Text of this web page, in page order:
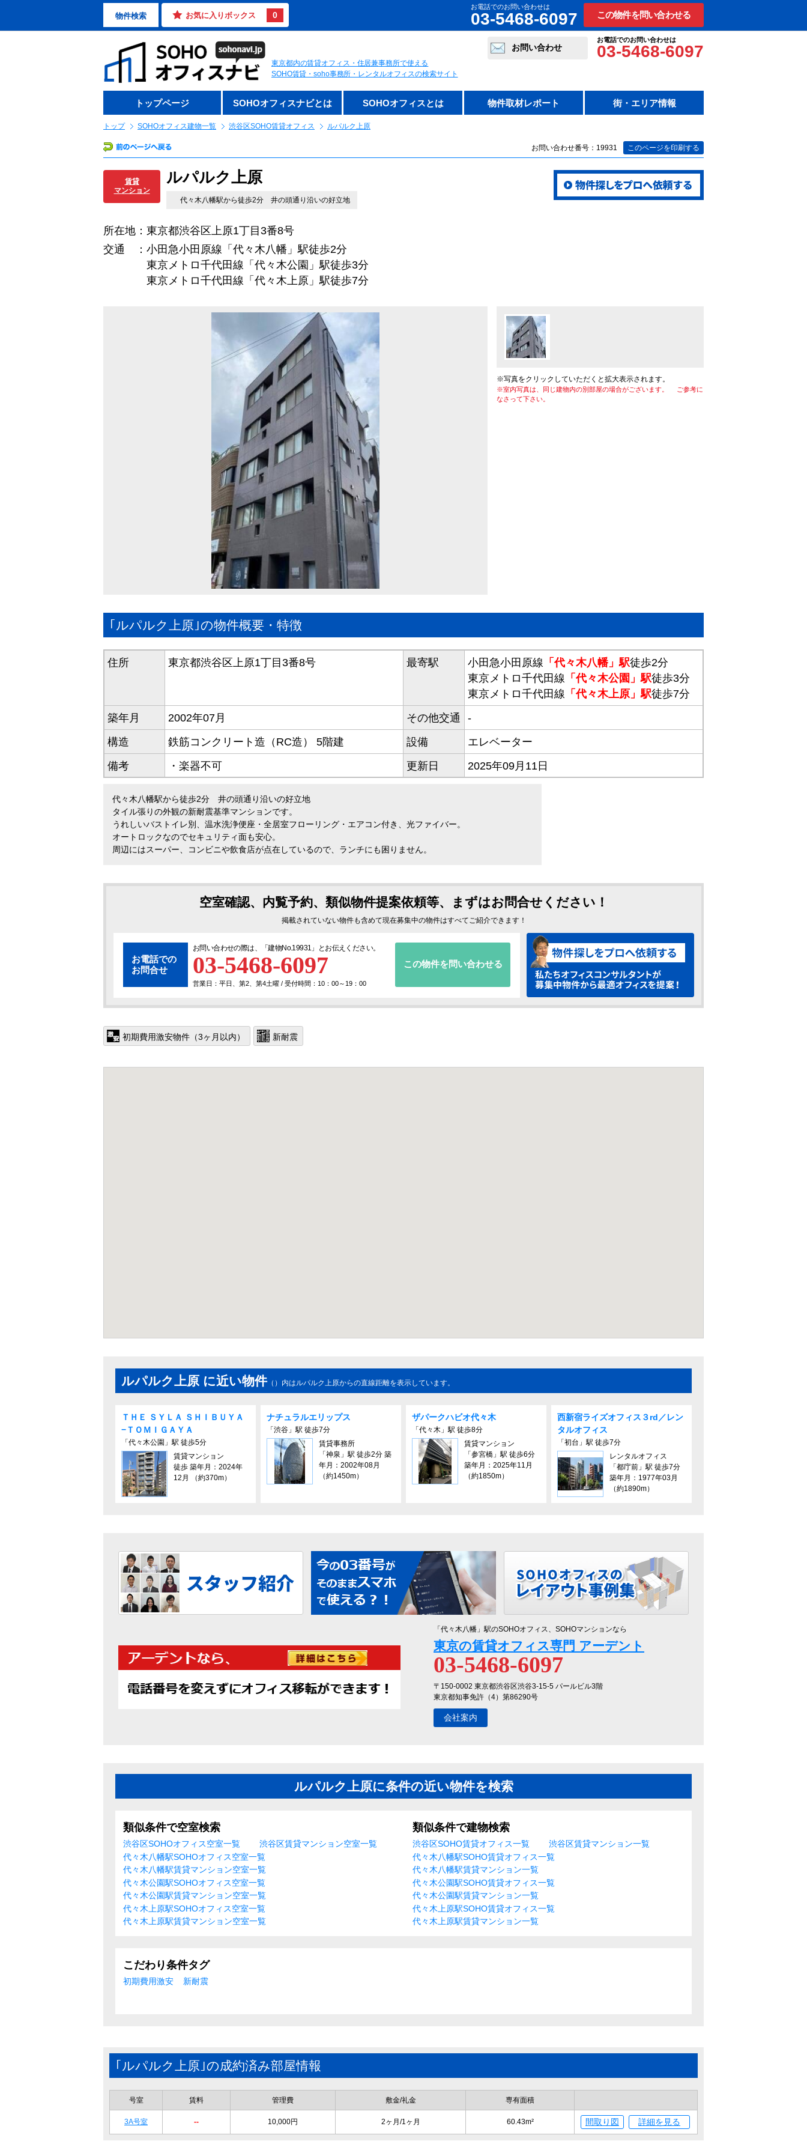
物件検索 お気に入りボックス 0
お電話でのお問い合わせは
03-5468-6097 この物件を問い合わせる
東京都内の賃貸オフィス・住居兼事務所で使える
SOHO賃貸・soho事務所・レンタルオフィスの検索サイト
お電話でのお問い合わせは
03-5468-6097
お問い合わせ
トップページ SOHOオフィスナビとは SOHOオフィスとは 物件取材レポート 街・エリア情報
トップ SOHOオフィス建物一覧 渋谷区SOHO賃貸オフィス ルパルク上原
お問い合わせ番号：19931 このページを印刷する
賃貸
マンション
ルパルク上原
代々木八幡駅から徒歩2分 井の頭通り沿いの好立地
所在地：東京都渋谷区上原1丁目3番8号
交通 ：小田急小田原線「代々木八幡」駅徒歩2分
東京メトロ千代田線「代々木公園」駅徒歩3分
東京メトロ千代田線「代々木上原」駅徒歩7分
※写真をクリックしていただくと拡大表示されます。
※室内写真は、同じ建物内の別部屋の場合がございます。 ご参考に
なさって下さい。
｢ルパルク上原｣の物件概要・特徴
住所 東京都渋谷区上原1丁目3番8号 最寄駅 小田急小田原線 「代々木八幡」駅徒歩2分
東京メトロ千代田線 「代々木公園」駅徒歩3分
東京メトロ千代田線 「代々木上原」駅徒歩7分
築年月
2002年07月 その他交通
-
構造
鉄筋コンクリート造（RC造） 5階建 設備
エレベーター
備考
・楽器不可 更新日 2025年09月11日
代々木八幡駅から徒歩2分 井の頭通り沿いの好立地
タイル張りの外観の新耐震基準マンションです。
うれしいバストイレ別、温水洗浄便座・全居室フローリング・エアコン付き、光ファイバー。
オートロックなのでセキュリティ面も安心。
周辺にはスーパー、コンビニや飲食店が点在しているので、ランチにも困りません。
空室確認、内覧予約、類似物件提案依頼等、まずはお問合せください！
掲載されていない物件も含めて現在募集中の物件はすべてご紹介できます！
お電話での
お問合せ
お問い合わせの際は、「建物No.19931 」とお伝えください。
03-5468-6097
営業日：平日、第2、第4土曜 / 受付時間：10：00～19：00
この物件を問い合わせる
初期費用激安物件（3ヶ月以内） 新耐震
ルパルク上原 に近い物件（）内はルパルク上原からの直線距離を表示しています。
ＴＨＥ ＳＹＬＡ ＳＨＩＢＵＹＡ
−ＴＯＭＩＧＡＹＡ
「代々木公園」駅 徒歩5分
賃貸マンション
徒歩 築年月：2024年
12月 （約370m）
ナチュラルエリップス
「渋谷」駅 徒歩7分
賃貸事務所
「神泉」駅 徒歩2分 築
年月：2002年08月
（約1450m）
ザパークハビオ代々木
「代々木」駅 徒歩8分
賃貸マンション
「参宮橋」駅 徒歩6分
築年月：2025年11月
（約1850m）
西新宿ライズオフィス３rd／レン
タルオフィス
「初台」駅 徒歩7分
レンタルオフィス
「都庁前」駅 徒歩7分
築年月：1977年03月
（約1890m）
「代々木八幡」駅のSOHOオフィス、SOHOマンションなら
東京の賃貸オフィス専門 アーデント
03-5468-6097
〒150-0002 東京都渋谷区渋谷3-15-5 パールビル3階
東京都知事免許（4）第86290号
会社案内
ルパルク上原に条件の近い物件を検索
類似条件で空室検索
渋谷区SOHOオフィス空室一覧
渋谷区賃貸マンション空室一覧
代々木八幡駅SOHOオフィス空室一覧
代々木八幡駅賃貸マンション空室一覧
代々木公園駅SOHOオフィス空室一覧
代々木公園駅賃貸マンション空室一覧
代々木上原駅SOHOオフィス空室一覧
代々木上原駅賃貸マンション空室一覧
類似条件で建物検索
渋谷区SOHO賃貸オフィス一覧
渋谷区賃貸マンション一覧
代々木八幡駅SOHO賃貸オフィス一覧
代々木八幡駅賃貸マンション一覧
代々木公園駅SOHO賃貸オフィス一覧
代々木公園駅賃貸マンション一覧
代々木上原駅SOHO賃貸オフィス一覧
代々木上原駅賃貸マンション一覧
こだわり条件タグ
初期費用激安 新耐震
｢ルパルク上原｣の成約済み部屋情報
号室 賃料 管理費 敷金/礼金 専有面積
3A号室 -- 10,000円 2ヶ月/1ヶ月 60.43m² 間取り図 詳細を見る